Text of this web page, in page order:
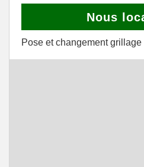
Nous
Pose et changement